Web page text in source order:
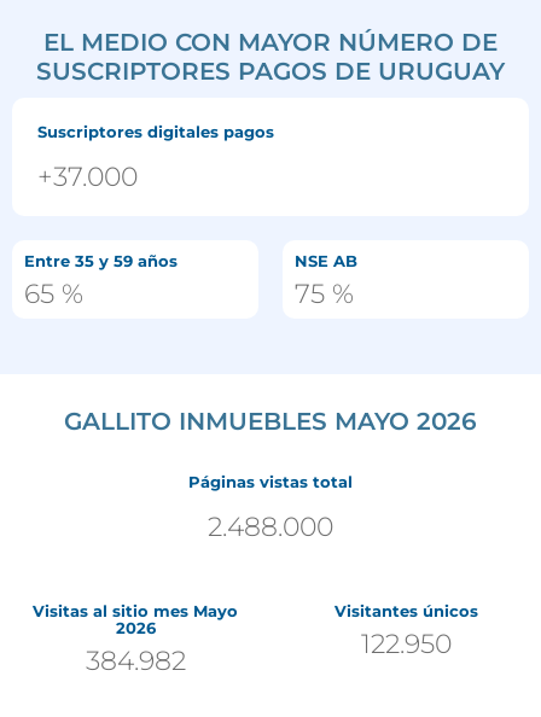
EL MEDIO CON MAYOR NÚMERO DE
SUSCRIPTORES PAGOS DE URUGUAY
Suscriptores digitales pagos​
+37.000
Entre 35 y 59 años
65 %
NSE AB
75 %
GALLITO INMUEBLES MAYO 2026
Páginas vistas total
2.488.000
Visitas al sitio mes Mayo
2026
384.982
Visitantes únicos
122.950